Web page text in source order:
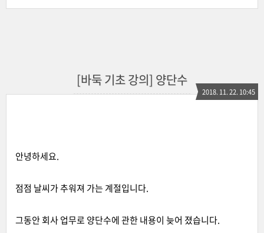
[바둑 기초 강의] 양단수
2018. 11. 22. 10:45
안녕하세요.
점점 날씨가 추워져 가는 계절입니다.
그동안 회사 업무로 양단수에 관한 내용이 늦어 졌습니다.